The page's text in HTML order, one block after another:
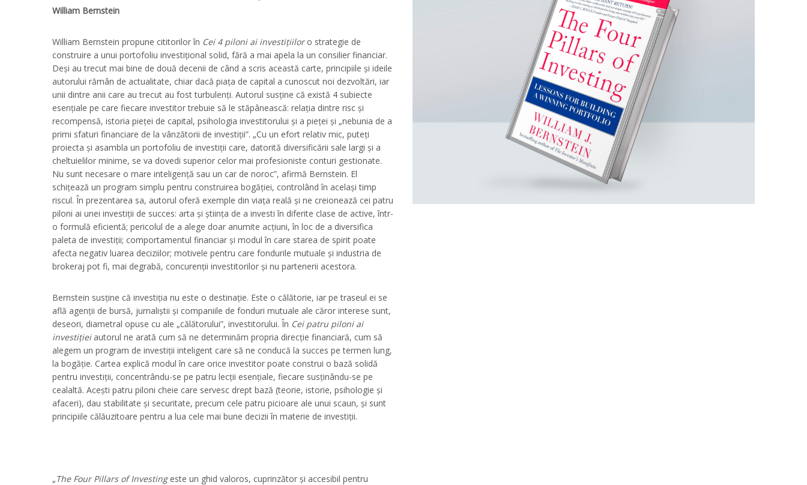
William Bernstein
William Bernstein propune cititorilor în Cei 4 piloni ai investițiiloro strategie de
construire a unui portofoliu investițional solid, fără a mai apela la un consilier financiar.
Deși au trecut mai bine de două decenii de când a scris această carte, principiile și ideile
autorului rămân de actualitate, chiar dacă piața de capital a cunoscut noi dezvoltări, iar
unii dintre anii care au trecut au fost turbulenți. Autorul susține că există 4 subiecte
esențiale pe care fiecare investitor trebuie să le stăpânească: relația dintre risc și
recompensă, istoria pieței de capital, psihologia investitorului și a pieței și „nebunia de a
primi sfaturi financiare de la vânzătorii de investiții”. „Cu un efort relativ mic, puteți
proiecta și asambla un portofoliu de investiții care, datorită diversificării sale largi și a
cheltuielilor minime, se va dovedi superior celor mai profesioniste conturi gestionate.
Nu sunt necesare o mare inteligență sau un car de noroc”, afirmă Bernstein. El
schițează un program simplu pentru construirea bogăției, controlând în același timp
riscul. În prezentarea sa, autorul oferă exemple din viața reală și ne creionează cei patru
piloni ai unei investiții de succes: arta și știința de a investi în diferite clase de active, într-
o formulă eficientă; pericolul de a alege doar anumite acțiuni, în loc de a diversifica
paleta de investiții; comportamentul financiar și modul în care starea de spirit poate
afecta negativ luarea deciziilor; motivele pentru care fondurile mutuale și industria de
brokeraj pot fi, mai degrabă, concurenții investitorilor și nu partenerii acestora.
Bernstein susține că investiția nu este o destinație. Este o călătorie, iar pe traseul ei se
află agenții de bursă, jurnaliștii și companiile de fonduri mutuale ale căror interese sunt,
deseori, diametral opuse cu ale „călătorului”, investitorului. În Cei patru piloni ai
investițieiautorul ne arată cum să ne determinăm propria direcție financiară, cum să
alegem un program de investiții inteligent care să ne conducă la succes pe termen lung,
la bogăție. Cartea explică modul în care orice investitor poate construi o bază solidă
pentru investiții, concentrându-se pe patru lecții esențiale, fiecare susținându-se pe
cealaltă. Acești patru piloni cheie care servesc drept bază (teorie, istorie, psihologie și
afaceri), dau stabilitate și securitate, precum cele patru picioare ale unui scaun, și sunt
principiile călăuzitoare pentru a lua cele mai bune decizii în materie de investiții.
„The Four Pillars of Investingeste un ghid valoros, cuprinzător și accesibil pentru